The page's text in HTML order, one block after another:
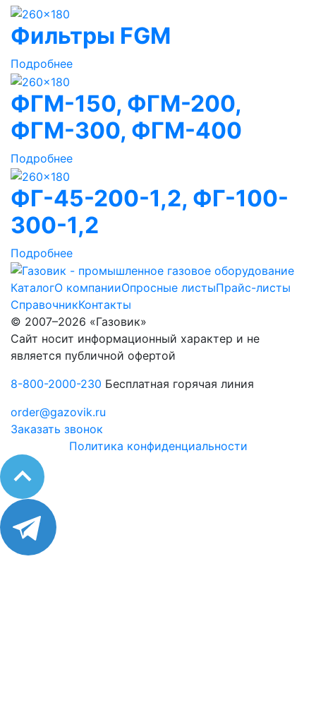
Фильтры FGM
Подробнее
ФГМ-150, ФГМ-200,
ФГМ-300, ФГМ-400
Подробнее
ФГ-45-200-1,2, ФГ-100-
300-1,2
Подробнее
КаталогО компанииОпросные листыПрайс-листы
СправочникКонтакты
© 2007–2026 «Газовик»
Сайт носит информационный характер и не
является публичной офертой
8-800-2000-230 Бесплатная горячая линия
order@gazovik.ru
Заказать звонок
Политика конфиденциальности